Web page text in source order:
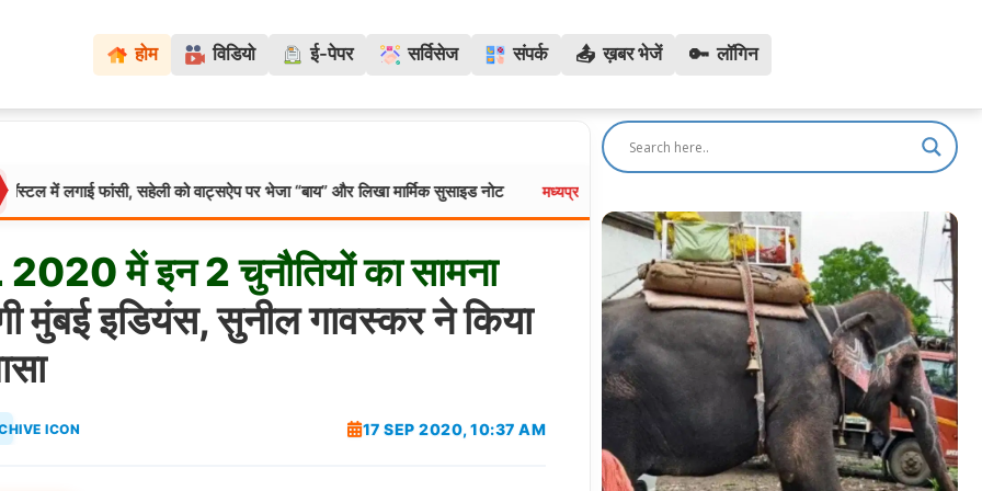
होम विडियो ई-पेपर सर्विसेज संपर्क 📤 ख़बर भेजें 🔑 लॉगिन
फांसी, सहेली को वाट्सऐप पर भेजा “बाय” और लिखा मार्मिक सुसाइड नोट मध्यप्रदेश: मंडला में इंसानियत की दर्दनाक मिसाल: पालतू मुर्गे को बचाने 30 फीट गहरे
2020 मेंइन 2 चुनौतियोंकासामना
मुंबई इडियंस, सुनील गावस्कर ने किया
17 SEP 2020, 10:37 AM